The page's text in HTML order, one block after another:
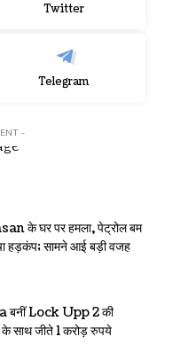
Twitter
Telegram
-
के घर पर हमला, पेट्रोल बम
हड़कंप; सामने आई बड़ी वजह
Lock Upp 2 की
साथ जीते 1 करोड़ रुपये